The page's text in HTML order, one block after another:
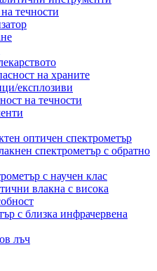
течности
на храните
експлозиви
на течности
оптичен спектрометър
спектрометър с обратно
с научен клас
влакна с висока
с близка инфрачервена
лъч